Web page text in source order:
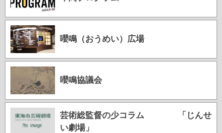
嚶鳴（おうめい）広場
嚶鳴協議会
芸術総監督の少コラム 「じんせ
い劇場」